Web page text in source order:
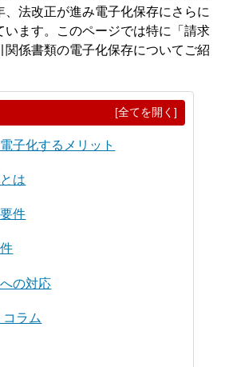
、法改正が進み電子化保存にさらに
います。このページでは特に「請求
関係書類の電子化保存についてご紹
[全てを開く]
子化するメリット
は
件
の対応
ラム